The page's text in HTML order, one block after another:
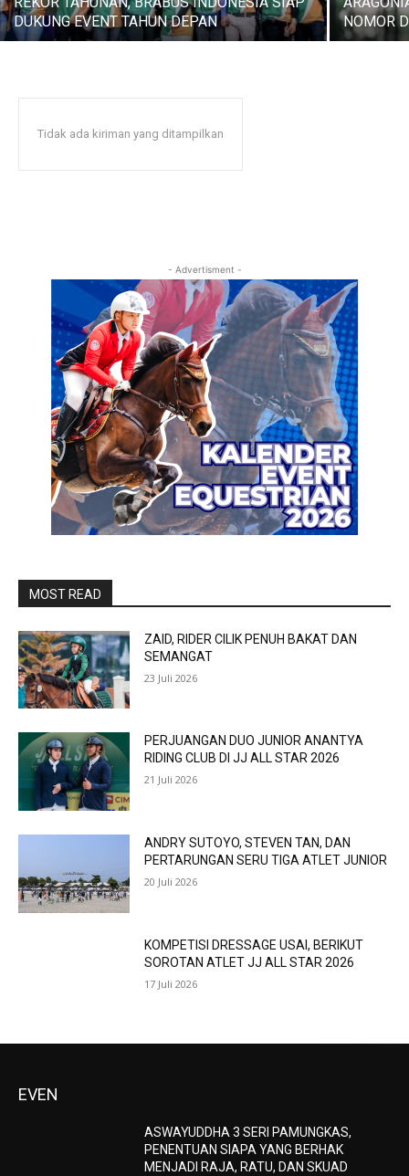
DUKUNG EVENT TAHUN DEPAN
NOMOR
Tidak ada kiriman yang ditampilkan
- Advertisment -
MOST READ
ZAID, RIDER CILIK PENUH BAKAT DAN
SEMANGAT
23 Juli 2026
PERJUANGAN DUO JUNIOR ANANTYA
RIDING CLUB DI JJ ALL STAR 2026
21 Juli 2026
ANDRY SUTOYO, STEVEN TAN, DAN
PERTARUNGAN SERU TIGA ATLET JUNIOR
20 Juli 2026
KOMPETISI DRESSAGE USAI, BERIKUT
SOROTAN ATLET JJ ALL STAR 2026
17 Juli 2026
EVEN
ASWAYUDDHA 3 SERI PAMUNGKAS,
PENENTUAN SIAPA YANG BERHAK
MENJADI RAJA, RATU, DAN SKUAD